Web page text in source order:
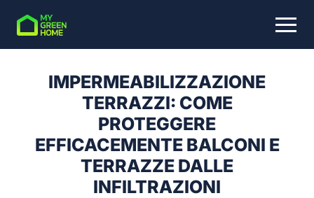
COSA STAI CERCANDO?
IMPERMEABILIZZAZIONE
TERRAZZI: COME
PROTEGGERE
EFFICACEMENTE BALCONI E
TERRAZZE DALLE
INFILTRAZIONI